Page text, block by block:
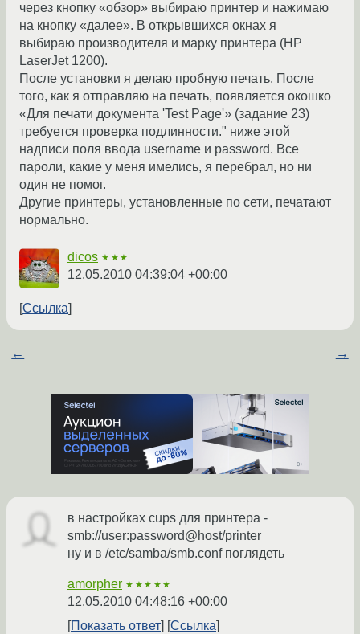
через кнопку «обзор» выбираю принтер и нажимаю
на кнопку «далее». В открывшихся окнах я
выбираю производителя и марку принтера (HP
LaserJet 1200).
После установки я делаю пробную печать. После
того, как я отправляю на печать, появляется окошко
«Для печати документа 'Test Page'» (задание 23)
требуется проверка подлинности." ниже этой
надписи поля ввода username и password. Все
пароли, какие у меня имелись, я перебрал, но ни
один не помог.
Другие принтеры, установленные по сети, печатают
нормально.
dicos ★★★
12.05.2010 04:39:04 +00:00
Ссылка
← →
в настройках cups для принтера -
smb://user:password@host/printer
ну и в /etc/samba/smb.conf поглядеть
amorpher ★★★★★
12.05.2010 04:48:16 +00:00
Показать ответ
Ссылка